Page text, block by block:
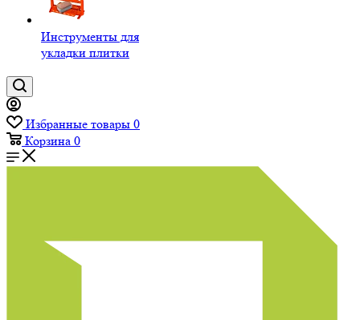
Инструменты для
укладки плитки
Избранные товары 0
Корзина 0